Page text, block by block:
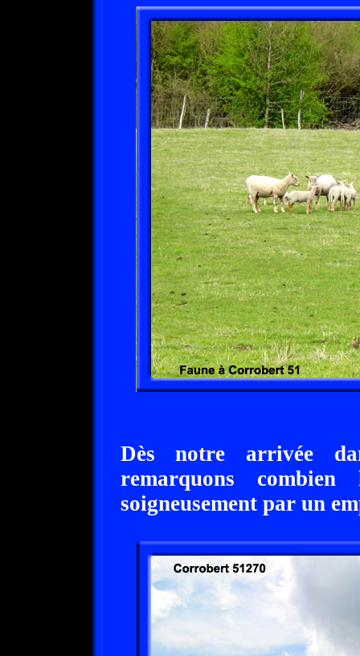
Dès notre arrivée
remarquons
soigneusement par un